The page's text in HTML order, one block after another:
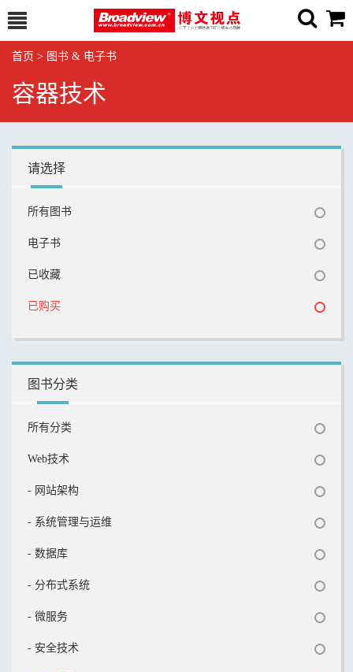
首页 > 图书 & 电子书
容器技术
请选择
所有图书
电子书
已收藏
已购买
图书分类
所有分类
Web技术
- 网站架构
- 系统管理与运维
- 数据库
- 分布式系统
- 微服务
- 安全技术